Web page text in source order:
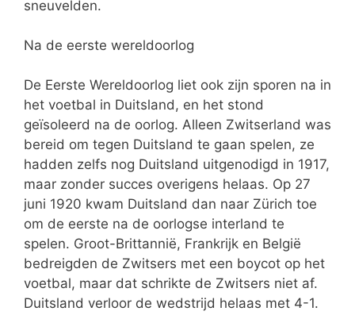
sneuvelden.
Na de eerste wereldoorlog
De Eerste Wereldoorlog liet ook zijn sporen na in
het voetbal in Duitsland, en het stond
geïsoleerd na de oorlog. Alleen Zwitserland was
bereid om tegen Duitsland te gaan spelen, ze
hadden zelfs nog Duitsland uitgenodigd in 1917,
maar zonder succes overigens helaas. Op 27
juni 1920 kwam Duitsland dan naar Zürich toe
om de eerste na de oorlogse interland te
spelen. Groot-Brittannië, Frankrijk en België
bedreigden de Zwitsers met een boycot op het
voetbal, maar dat schrikte de Zwitsers niet af.
Duitsland verloor de wedstrijd helaas met 4-1.